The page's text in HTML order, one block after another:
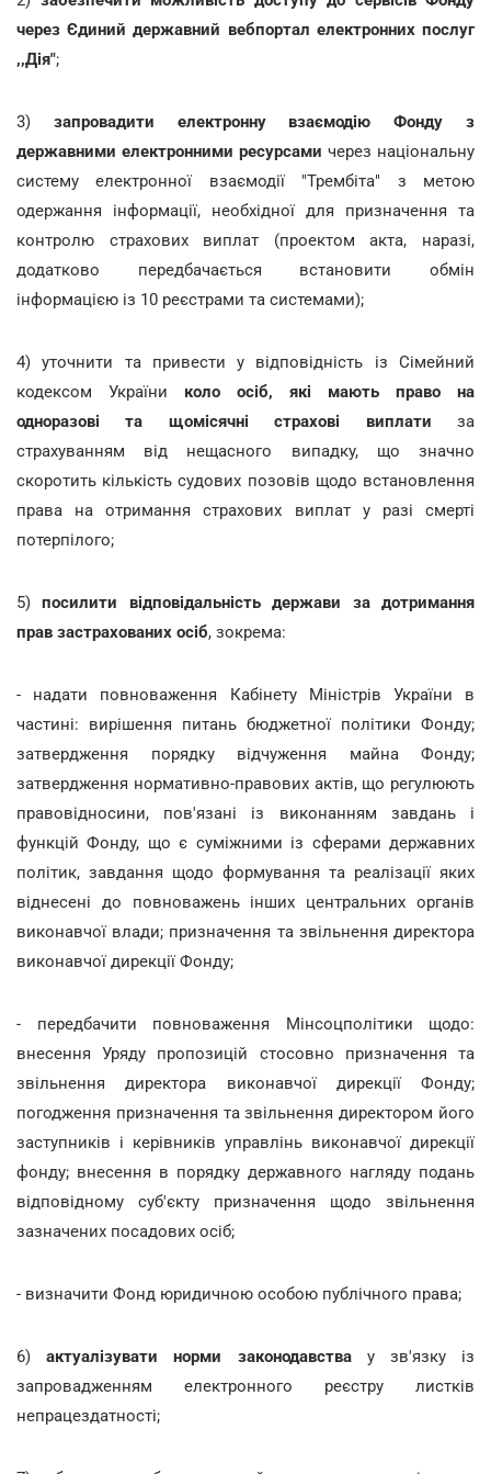
через Єдиний державний вебпортал електронних послуг
,,Дія";
3) запровадити електронну взаємодію Фонду з
державними електронними ресурсами через національну
систему електронної взаємодії "Трембіта" з метою
одержання інформації, необхідної для призначення та
контролю страхових виплат (проектом акта, наразі,
додатково передбачається встановити обмін
інформацією із 10 реєстрами та системами);
4) уточнити та привести у відповідність із Сімейний
кодексом України коло осіб, які мають право на
одноразові та щомісячні страхові виплати за
страхуванням від нещасного випадку, що значно
скоротить кількість судових позовів щодо встановлення
права на отримання страхових виплат у разі смерті
потерпілого;
5) посилити відповідальність держави за дотримання
прав застрахованих осіб, зокрема:
- надати повноваження Кабінету Міністрів України в
частині: вирішення питань бюджетної політики Фонду;
затвердження порядку відчуження майна Фонду;
затвердження нормативно-правових актів, що регулюють
правовідносини, пов'язані із виконанням завдань і
функцій Фонду, що є суміжними із сферами державних
політик, завдання щодо формування та реалізації яких
віднесені до повноважень інших центральних органів
виконавчої влади; призначення та звільнення директора
виконавчої дирекції Фонду;
- передбачити повноваження Мінсоцполітики щодо:
внесення Уряду пропозицій стосовно призначення та
звільнення директора виконавчої дирекції Фонду;
погодження призначення та звільнення директором його
заступників і керівників управлінь виконавчої дирекції
фонду; внесення в порядку державного нагляду подань
відповідному суб'єкту призначення щодо звільнення
зазначених посадових осіб;
- визначити Фонд юридичною особою публічного права;
6)актуалізувати норми законодавствау зв'язку із
запровадженням електронного реєстру листків
непрацездатності;